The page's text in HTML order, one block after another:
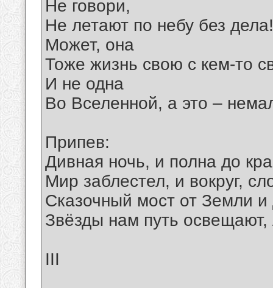
Не говори,
Не летают по небу без дела!
Может, она
Тоже жизнь свою с кем-то
И не одна
Во Вселенной, а это –
Припев:
Дивная ночь, и полна до
Мир заблестел, и вокруг,
Сказочный мост от Земли
Звёзды нам путь
III